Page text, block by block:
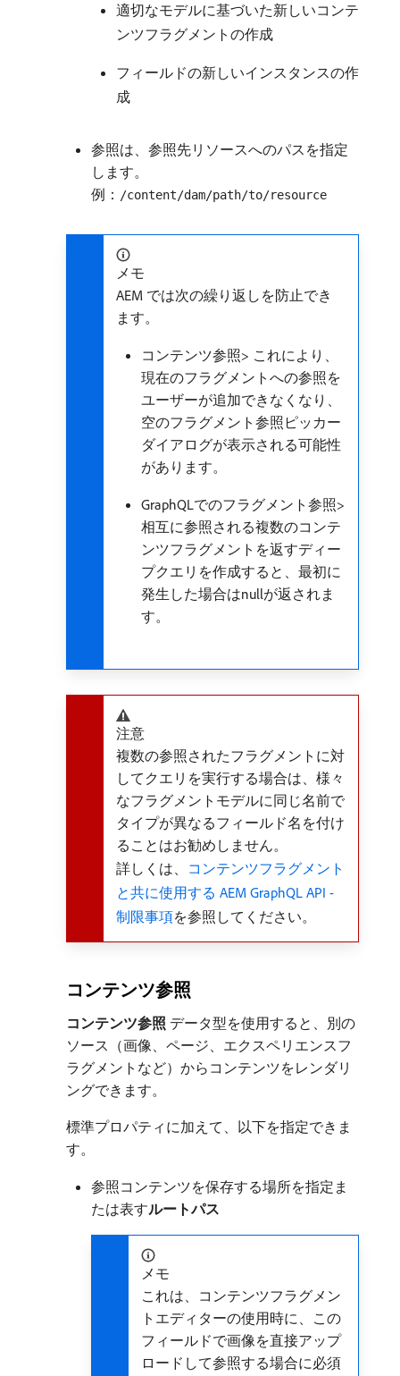
適切なモデルに基づいた新しいコンテ
ンツフラグメントの作成
フィールドの新しいインスタンスの作
成
参照は、参照先リソースへのパスを指定
します。
例： /content/dam/path/to/resource
メモ
AEM では次の繰り返しを防止でき
ます。
コンテンツ参照> これにより、
現在のフラグメントへの参照を
ユーザーが追加できなくなり、
空のフラグメント参照ピッカー
ダイアログが表示される可能性
があります。
GraphQLでのフラグメント参照>
相互に参照される複数のコンテ
ンツフラグメントを返すディー
プクエリを作成すると、最初に
発生した場合はnullが返されま
す。
注意
複数の参照されたフラグメントに対
してクエリを実行する場合は、様々
なフラグメントモデルに同じ名前で
タイプが異なるフィールド名を付け
ることはお勧めしません。
詳しくは、 コンテンツフラグメント
と共に使用する AEM GraphQL API -
制限事項を参照してください。
コンテンツ参照
コンテンツ参照 データ型を使用すると、別の
ソース（画像、ページ、エクスペリエンスフ
ラグメントなど）からコンテンツをレンダリ
ングできます。
標準プロパティに加えて、以下を指定できま
す。
参照コンテンツを保存する場所を指定ま
たは表す​ルートパス
メモ
これは、コンテンツフラグメン
トエディターの使用時に、この
フィールドで画像を直接アップ
ロードして参照する場合に必須